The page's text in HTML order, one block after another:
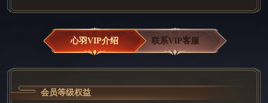
心羽VIP介绍 联系VIP客服
会员等级权益